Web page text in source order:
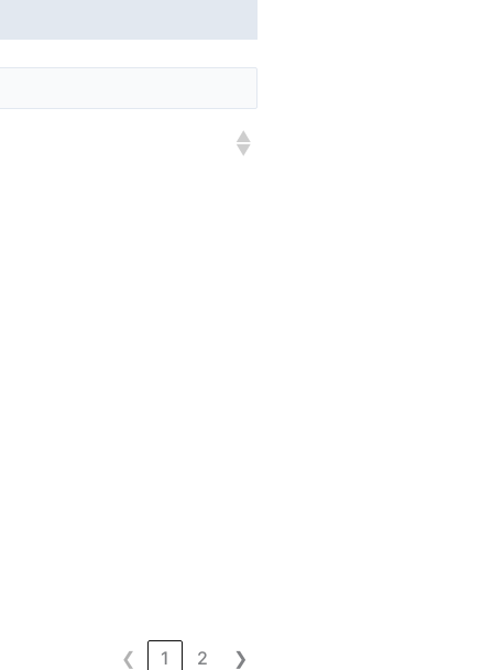
❮ 1 2 ❯